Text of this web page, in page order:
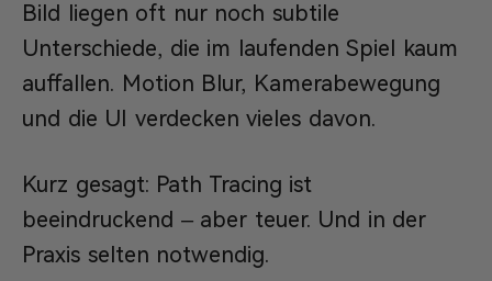
Bild liegen oft nur noch subtile
Unterschiede, die im laufenden Spiel kaum
auffallen. Motion Blur, Kamerabewegung
und die UI verdecken vieles davon.
Kurz gesagt: Path Tracing ist
beeindruckend – aber teuer. Und in der
Praxis selten notwendig.